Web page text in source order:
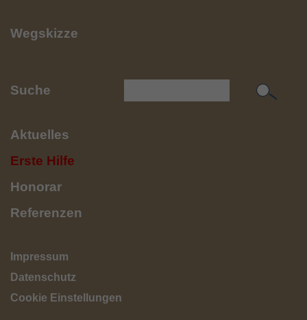
Wegskizze
Suche
Aktuelles
Erste Hilfe
Honorar
Referenzen
Impressum
Datenschutz
Cookie Einstellungen